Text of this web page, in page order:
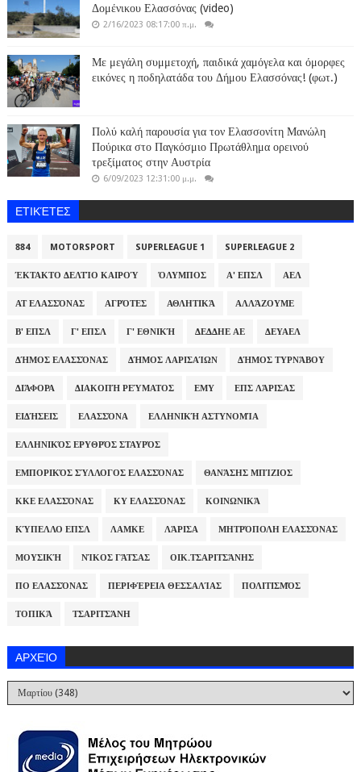
Δομένικου Ελασσόνας (video)
2/16/2023 08:17:00 π.μ.
Με μεγάλη συμμετοχή, παιδικά χαμόγελα και όμορφες
εικόνες η ποδηλατάδα του Δήμου Ελασσόνας! (φωτ.)
Πολύ καλή παρουσία για τον Ελασσονίτη Μανώλη
Πούρικα στο Παγκόσμιο Πρωτάθλημα ορεινού
τρεξίματος στην Αυστρία
6/09/2023 12:31:00 μ.μ.
ΕΤΙΚΈΤΕΣ
884 MOTORSPORT SUPERLEAGUE 1 SUPERLEAGUE 2
ΈΚΤΑΚΤΟ ΔΕΛΤΊΟ ΚΑΙΡΟΎ ΌΛΥΜΠΟΣ Α' ΕΠΣΛ ΑΕΛ
ΑΤ ΕΛΑΣΣΌΝΑΣ ΑΓΡΌΤΕΣ ΑΘΛΗΤΙΚΆ ΑΛΛΆΖΟΥΜΕ
Β' ΕΠΣΛ Γ' ΕΠΣΛ Γ' ΕΘΝΙΚΉ ΔΕΔΔΗΕ ΑΕ ΔΕΥΑΕΛ
ΔΉΜΟΣ ΕΛΑΣΣΌΝΑΣ ΔΉΜΟΣ ΛΑΡΙΣΑΊΩΝ ΔΉΜΟΣ ΤΥΡΝΆΒΟΥ
ΔΙΆΦΟΡΑ ΔΙΑΚΟΠΉ ΡΕΎΜΑΤΟΣ ΕΜΥ ΕΠΣ ΛΆΡΙΣΑΣ
ΕΙΔΉΣΕΙΣ ΕΛΑΣΣΌΝΑ ΕΛΛΗΝΙΚΉ ΑΣΤΥΝΟΜΊΑ
ΕΛΛΗΝΙΚΌΣ ΕΡΥΘΡΌΣ ΣΤΑΥΡΌΣ
ΕΜΠΟΡΙΚΌΣ ΣΎΛΛΟΓΟΣ ΕΛΑΣΣΌΝΑΣ ΘΑΝΆΣΗΣ ΜΠΊΖΙΟΣ
ΚΚΕ ΕΛΑΣΣΌΝΑΣ ΚΥ ΕΛΑΣΣΌΝΑΣ ΚΟΙΝΩΝΙΚΆ
ΚΎΠΕΛΛΟ ΕΠΣΛ ΛΑΜΚΕ ΛΆΡΙΣΑ ΜΗΤΡΌΠΟΛΗ ΕΛΑΣΣΌΝΑΣ
ΜΟΥΣΙΚΉ ΝΊΚΟΣ ΓΆΤΣΑΣ ΟΙΚ.ΤΣΑΡΙΤΣΆΝΗΣ
ΠΟ ΕΛΑΣΣΌΝΑΣ ΠΕΡΙΦΈΡΕΙΑ ΘΕΣΣΑΛΊΑΣ ΠΟΛΙΤΙΣΜΌΣ
ΤΟΠΙΚΆ ΤΣΑΡΙΤΣΆΝΗ
ΑΡΧΕΊΟ